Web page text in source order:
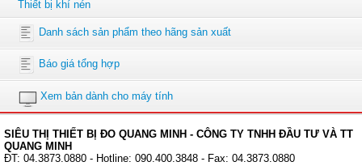
Thiết bị khí nén
Danh sách sản phẩm theo hãng sản xuất
Báo giá tổng hợp
Xem bản dành cho máy tính
SIÊU THỊ THIẾT BỊ ĐO QUANG MINH - CÔNG TY TNHH ĐẦU TƯ VÀ TT
QUANG MINH
ĐT: 04.3873.0880 - Hotline: 090.400.3848 - Fax: 04.3873.0880